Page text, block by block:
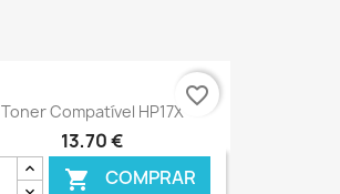
€ ONLINE
Toner Compatível HP17X
13,70 €
 COMPRAR
favorite_border